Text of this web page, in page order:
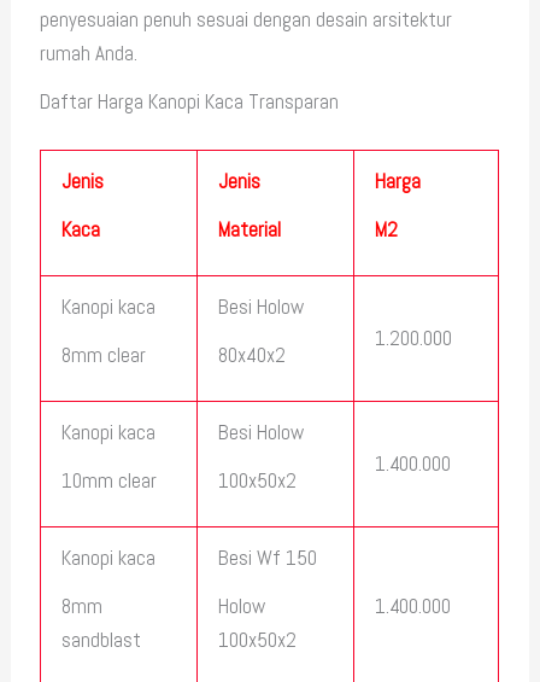
penyesuaian penuh sesuai dengan desain arsitektur
rumah Anda.
Daftar Harga Kanopi Kaca Transparan
Jenis
Kaca
Jenis
Material
Harga
M2
Kanopi kaca
8mm clear
Besi Holow
80x40x2
1.200.000
Kanopi kaca
10mm clear
Besi Holow
100x50x2
1.400.000
Kanopi kaca
8mm
sandblast
Besi Wf 150
Holow
100x50x2
1.400.000